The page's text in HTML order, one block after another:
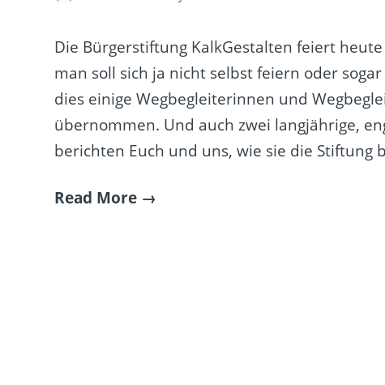
Die Bürgerstiftung KalkGestalten feiert
man soll sich ja nicht selbst feiern oder
dies einige Wegbegleiterinnen und
übernommen. Und auch zwei langjährige,
berichten Euch und uns, wie sie die Stiftung
Read More